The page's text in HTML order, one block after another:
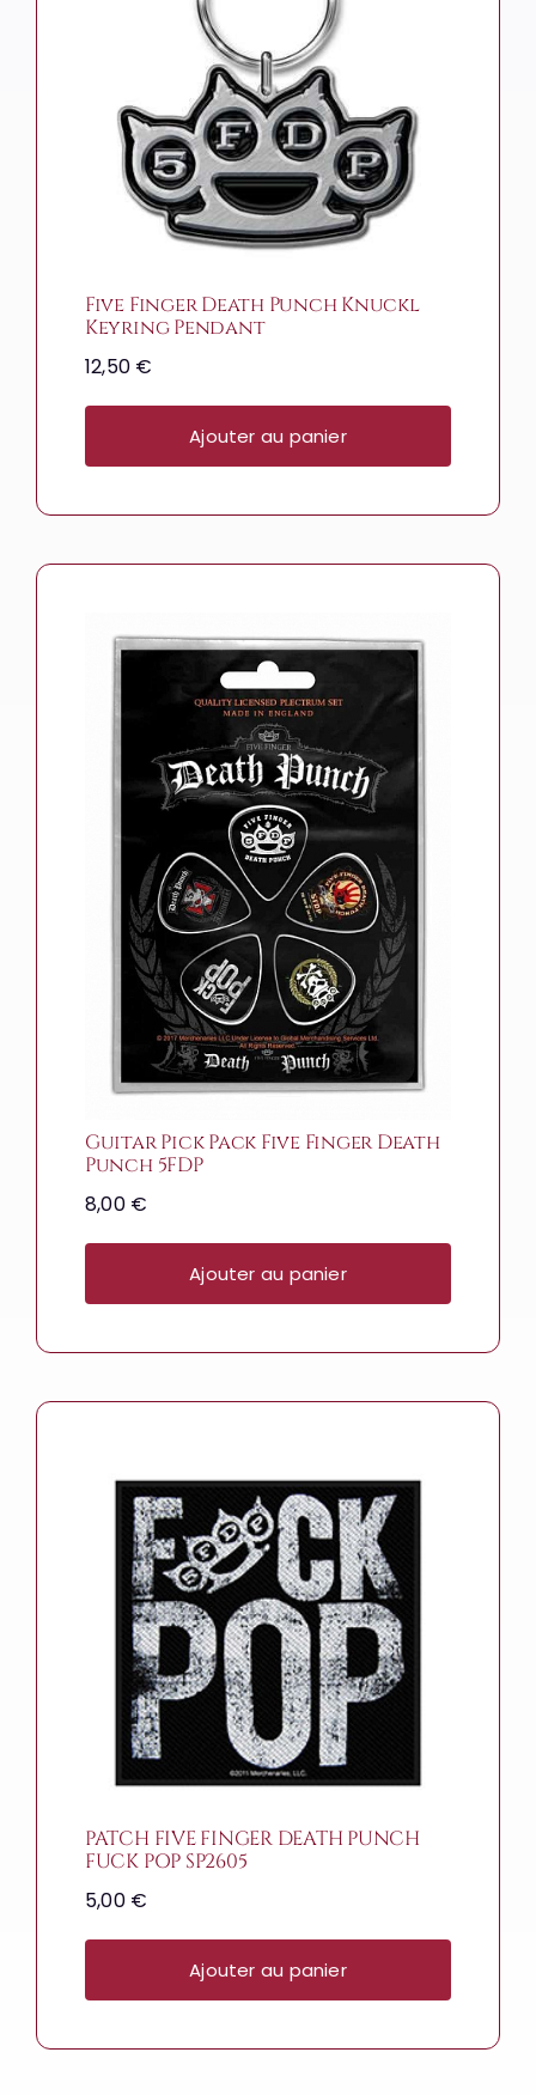
Five Finger Death Punch Knuckl
Keyring Pendant
12,50 €
Ajouter au panier
Guitar Pick Pack Five Finger Death
Punch 5FDP
8,00 €
Ajouter au panier
PATCH FIVE FINGER DEATH PUNCH
FUCK POP SP2605
5,00 €
Ajouter au panier